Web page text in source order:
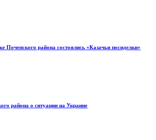
Почепского района состоялись «Казачьи посиделки»
района о ситуации на Украине